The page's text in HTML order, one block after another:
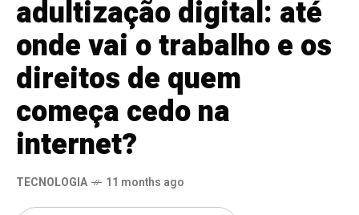
adultização digital: até
onde vai o trabalho e os
direitos de quem
começa cedo na
internet?
TECNOLOGIA 11 months ago